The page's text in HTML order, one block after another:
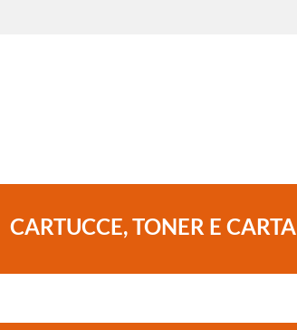
CARTUCCE, TONER E CARTA